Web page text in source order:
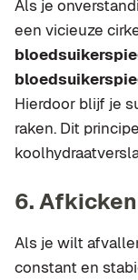
Als je
een vicieuze
Hierdoor blijf je
raken. Dit
6.
Als je wilt
constant en